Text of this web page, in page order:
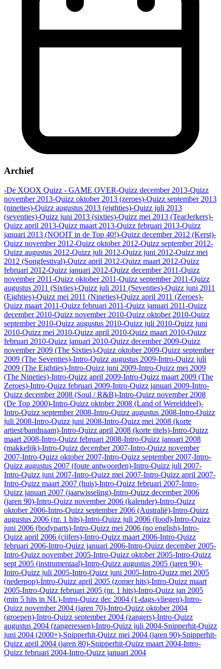
Archief
-De XOOX Quizz - GAME OVER-Quizz december 2013-Quizz
november 2013-Quizz oktober 2013 (zeroes)-Quizz september 2013
(nineties)-Quizz augustus 2013 (eighties)-Quizz juli 2013
(seventies)-Quizz juni 2013 (sixties)-Quizz mei 2013 (TearJerkers)-
Quizz april 2013-Quizz maart 2013-Quizz februari 2013-Quizz
januari 2013 (NOOIT in de Top 40!)-Quizz december 2012 (Kerst)-
Quizz november 2012-Quizz oktober 2012-Quizz september 2012-
Quizz augustus 2012-Quizz juli 2012-Quizz juni 2012-Quizz mei
2012 (Songfestival)-Quizz april 2012-Quizz maart 2012-Quizz
februari 2012-Quizz januari 2012-Quizz december 2011-Quizz
november 2011-Quizz oktober 2011-Quizz september 2011-Quizz
augustus 2011 (Sixties)-Quizz juli 2011 (Seventies)-Quizz juni 2011
(Eighties)-Quizz mei 2011 (Nineties)-Quizz april 2011 (Zeroes)-
Quizz maart 2011-Quizz februari 2011-Quizz januari 2011-Quizz
december 2010-Quizz november 2010-Quizz oktober 2010-Quizz
september 2010-Quizz augustus 2010-Quizz juli 2010-Quizz juni
2010-Quizz mei 2010-Quizz april 2010-Quizz maart 2010-Quizz
februari 2010-Quizz januari 2010-Quizz december 2009-Quizz
november 2009 (The Sixties)-Quizz oktober 2009-Quizz september
2009 (The Seventies)-Intro-Quizz augustus 2009-Intro-Quizz juli
2009 (The Eighties)-Intro-Quizz juni 2009-Intro-Quizz mei 2009
(The Nineties)-Intro-Quizz april 2009-Intro-Quizz maart 2009 (The
Zeroes)-Intro-Quizz februari 2009-Intro-Quizz januari 2009-Intro-
Quizz december 2008 (Soul / R&B)-Intro-Quizz november 2008
(De Top 2000)-Intro-Quizz oktober 2008 (Land of Werelddeel)-
Intro-Quizz september 2008-Intro-Quizz augustus 2008-Intro-Quizz
juli 2008-Intro-Quizz juni 2008-Intro-Quizz mei 2008 (korte
artiest/bandnaam)-Intro-Quizz april 2008 (korte titels)-Intro-Quizz
maart 2008-Intro-Quizz februari 2008-Intro-Quizz januari 2008
(makkelijk)-Intro-Quizz december 2007-Intro-Quizz november
2007-Intro-Quizz oktober 2007-Intro-Quizz september 2007-Intro-
Quizz augustus 2007 (foute antwoorden)-Intro-Quizz juli 2007-
Intro-Quizz juni 2007-Intro-Quizz mei 2007-Intro-Quizz april 2007-
Intro-Quizz maart 2007 (huis)-Intro-Quizz februari 2007-Intro-
Quizz januari 2007 (jaarwisseling)-Intro-Quizz december 2006
(jaren 90)-Intro-Quizz november 2006 (kalender)-Intro-Quizz
oktober 2006-Intro-Quizz september 2006 (Australië)-Intro-Quizz
augustus 2006 (nr. 1 hits)-Intro-Quizz juli 2006 (food)-Intro-Quizz
juni 2006 (bodyparts)-Intro-Quizz mei 2006 (no english)-Intro-
Quizz april 2006 (cijfers)-Intro-Quizz maart 2006-Intro-Quizz
februari 2006-Intro-Quizz januari 2006-Intro-Quizz december 2005-
Intro-Quizz november 2005-Intro-Quizz oktober 2005-Intro-Quizz
sept 2005 (instrumentaal)-Intro-Quizz augustus 2005 (jaren 90)-
Intro-Quizz juli 2005-Intro-Quizz juni 2005-Intro-Quizz mei 2005
(nederpop)-Intro-Quizz april 2005 (zomer hits)-Intro-Quizz maart
2005-Intro-Quizz februari 2005 (nr. 1 hits)-Intro-Quizz jan 2005
(min 5 hits in NL)-Intro-Quizz dec 2004 (1-dags-vliegen)-Intro-
Quizz november 2004 (jaren 70)-Intro-Quizz oktober 2004
(groepen)-Intro-Quizz september 2004 (zangers)-Intro-Quizz
augustus 2004 (zangeressen)-Intro-Quizz juli 2004-Snipperhit-Quizz
juni 2004 (2000+)-Snipperhit-Quizz mei 2004 (jaren 90)-Snipperhit-
Quizz april 2004 (jaren 80)-Snipperhit-Quizz maart 2004-Intro-
Quizz februari 2004-Intro-Quizz januari 2004